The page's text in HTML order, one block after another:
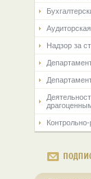
Надзор за